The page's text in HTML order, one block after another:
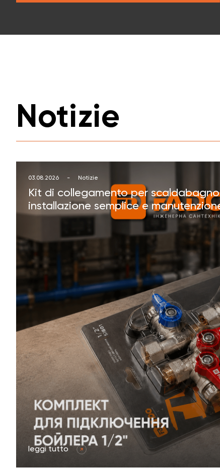
Notizie
03.08.2026 - Notizie
Kit di collegamento per scaldabagno
installazione semplice e
leggi tutto